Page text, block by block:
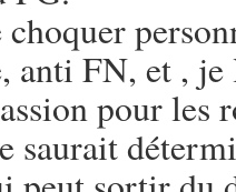
choquer
anti FN, et , je
pour les
saurait